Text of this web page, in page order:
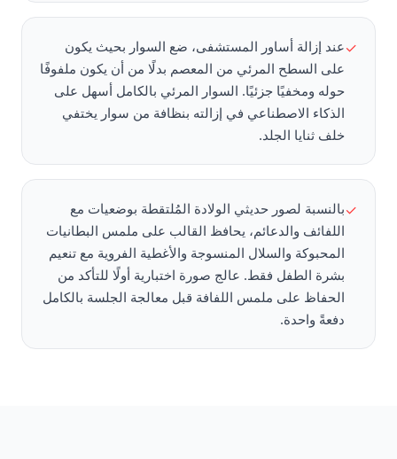
✓عند إزالة أساور المستشفى، ضع السوار بحيث يكون
على السطح المرئي من المعصم بدلًا من أن يكون ملفوفًا
حوله ومخفيًا جزئيًا. السوار المرئي بالكامل أسهل على
الذكاء الاصطناعي في إزالته بنظافة من سوار يختفي
خلف ثنايا الجلد.
✓بالنسبة لصور حديثي الولادة المُلتقطة بوضعيات مع
اللفائف والدعائم، يحافظ القالب على ملمس البطانيات
المحبوكة والسلال المنسوجة والأغطية الفروية مع تنعيم
بشرة الطفل فقط. عالج صورة اختبارية أولًا للتأكد من
الحفاظ على ملمس اللفافة قبل معالجة الجلسة بالكامل
دفعةً واحدة.